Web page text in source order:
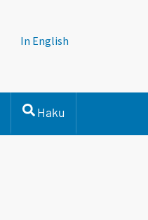
In English
Haku